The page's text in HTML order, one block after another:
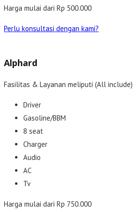
Harga mulai dari Rp 500.000
Perlu konsultasi dengan kami?
Alphard
Fasilitas & Layanan meliputi (All include)
Driver
Gasoline/BBM
8 seat
Charger
Audio
AC
Tv
Harga mulai dari Rp 750.000